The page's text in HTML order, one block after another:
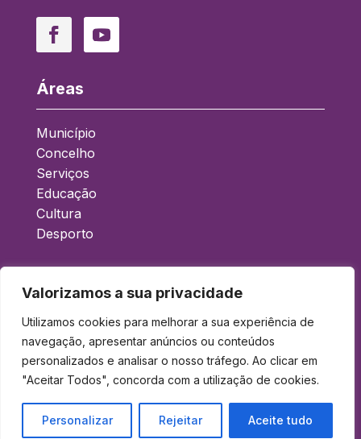
Valorizamos a sua privacidade
Utilizamos cookies para melhorar a sua experiência de
navegação, apresentar anúncios ou conteúdos
personalizados e analisar o nosso tráfego. Ao clicar em
"Aceitar Todos", concorda com a utilização de cookies.
Personalizar Rejeitar Aceite tudo
FacebookYouTube
Áreas
Município
Concelho
Serviços
Educação
Cultura
Desporto
Boletim Municipal
Balcão Eletrónico
Gad
Acessibilidade
Política de Privacidade
Contactos